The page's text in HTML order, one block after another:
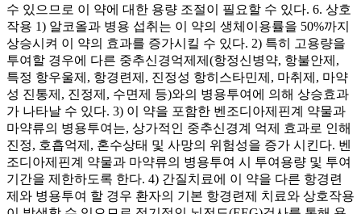
수 있으므로 이 약에 대한 용량 조절이 필요할 수 있다. 6. 상호
작용 1) 알코올과 병용 섭취는 이 약의 생체이용률을 50%까지
상승시켜 이 약의 효과를 증가시킬 수 있다. 2) 특히 고용량을
투여할 경우에 다른 중추신경억제제(항정신병약, 항불안제,
특정 항우울제, 항경련제, 진정성 항히스타민제, 마취제, 마약
성 진통제, 진정제, 수면제 등)와의 병용투여에 의해 상승효과
가 나타날 수 있다. 3) 이 약을 포함한 벤조디아제핀계 약물과
마약류의 병용투여는, 상가적인 중추신경계 억제 효과로 인해
진정, 호흡억제, 혼수상태 및 사망의 위험성을 증가 시킨다. 벤
조디아제핀계 약물과 마약류의 병용투여 시 투여용량 및 투여
기간을 제한하도록 한다. 4) 간질치료에 이 약을 다른 항경련
제와 병용투여 할 경우 환자의 기본 항경련제 치료와 상호작용